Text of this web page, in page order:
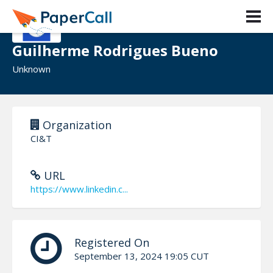
Guilherme Rodrigues Bueno
Unknown
Organization
CI&T
URL
https://www.linkedin.c...
Registered On
September 13, 2024 19:05 CUT